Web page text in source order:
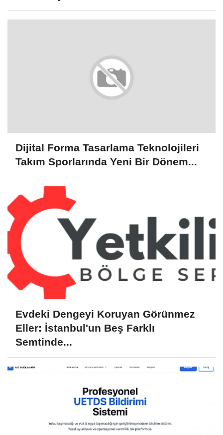
Dijital Forma Tasarlama Teknolojileri
Takım Sporlarında Yeni Bir Dönem...
Evdeki Dengeyi Koruyan Görünmez
Eller: İstanbul'un Beş Farklı
Semtinde...